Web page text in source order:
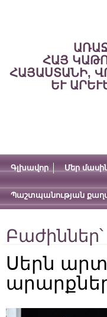
ՀԱՅ
ՀԱՅԱՍՏԱՆԻ,
ԵՒ
Գլխավոր Մեր
Պաշտպանության
Բաժիններ՝
Սերն